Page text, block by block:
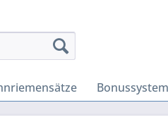
Bonussystem